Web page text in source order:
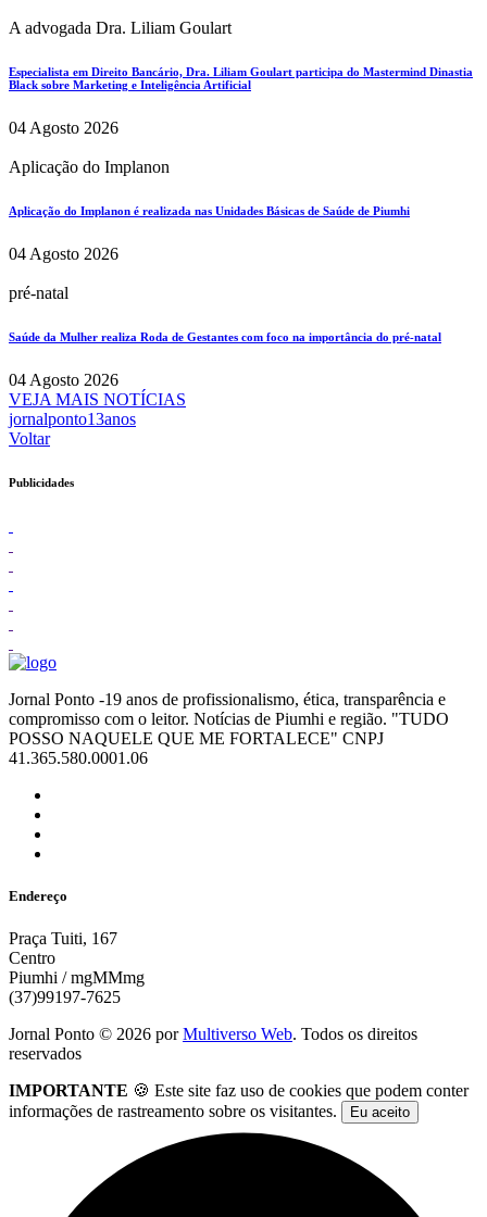
A advogada Dra. Liliam Goulart
Especialista em Direito Bancário, Dra. Liliam Goulart participa do Mastermind Dinastia
Black sobre Marketing e Inteligência Artificial
04 Agosto 2026
Aplicação do Implanon
Aplicação do Implanon é realizada nas Unidades Básicas de Saúde de Piumhi
04 Agosto 2026
pré-natal
Saúde da Mulher realiza Roda de Gestantes com foco na importância do pré-natal
04 Agosto 2026
VEJA MAIS NOTÍCIAS
jornalponto13anos
Voltar
Publicidades
Jornal Ponto -19 anos de profissionalismo, ética, transparência e
compromisso com o leitor. Notícias de Piumhi e região. "TUDO
POSSO NAQUELE QUE ME FORTALECE" CNPJ
41.365.580.0001.06
Endereço
Praça Tuiti, 167
Centro
Piumhi / mgMMmg
(37)99197-7625
Jornal Ponto © 2026 porMultiverso Web. Todos os direitos
reservados
IMPORTANTE 🍪 Este site faz uso de cookies que podem conter
informações de rastreamento sobre os visitantes.
Eu aceito